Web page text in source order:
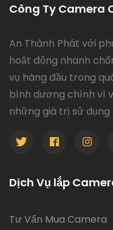
Công Ty Camera
An Thành Phát với
hoặt động nhanh
vụ hàng đầu trong
bình dương chính vì
những giá trị sử dụng
Dịch Vụ lắp
Tư Vấn Mua Camera